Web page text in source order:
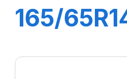
165/